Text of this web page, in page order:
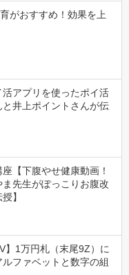
がおすすめ！効果を上
活アプリを使ったポイ活
井上ポイントさんが伝
【下腹やせ健康動画！
先生がぽっこりお腹改
】
】1万円札（末尾9Z）に
ファベットと数字の組